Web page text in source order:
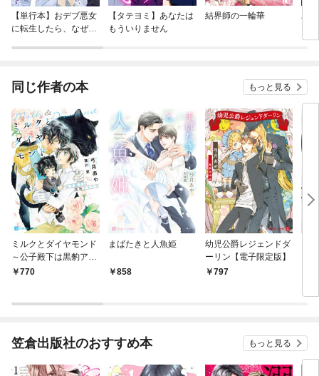
【単行本】おデブ悪女
に転生したら、なぜか
【タテヨミ】あなたは
もういりません
結界師の一輪華
バ
今
同じ作者の本 もっと見る
ミルクとダイヤモンド
～公子殿下は黒豹アル
ファ～
770
まばたきと人魚姫
858
幼児公爵レジェンドダ
ーリン【電子限定版】
797
笠倉出版社のおすすめ本 もっと見る